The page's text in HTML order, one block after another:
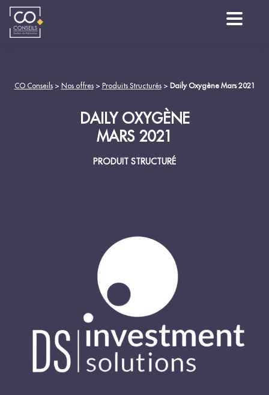
CO Conseils> Nos offres> Produits Structurés> Daily Oxygène Mars 2021
DAILY OXYGÈNE
MARS 2021
PRODUIT STRUCTURÉ